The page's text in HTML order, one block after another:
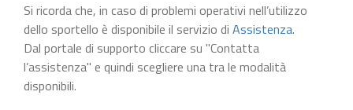
Si ricorda che, in caso di problemi operativi nell’utilizzo
dello sportello è disponibile il servizio di Assistenza.
Dal portale di supporto cliccare su "Contatta
l’assistenza" e quindi scegliere una tra le modalità
disponibili.